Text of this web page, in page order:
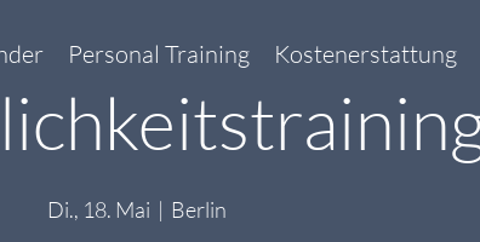
Di., 18. Mai
  |
Berlin
Personal Training Kostenerstattung